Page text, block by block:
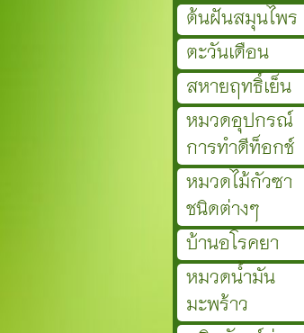
ต้นฝันสมุนไพร
ตะวันเดือน
สหายฤทธิ์เย็น
หมวดอุปกรณ์
การทำดีท็อกช์
หมวดไม้กัวซา
ชนิดต่างๆ
บ้านอโรคยา
หมวดน้ำมัน
มะพร้าว